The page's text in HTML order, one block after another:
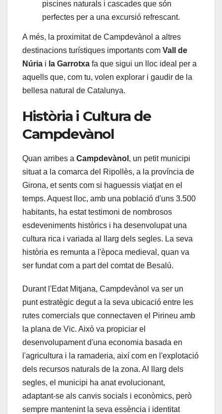
piscines naturals i cascades que són
perfectes per a una excursió refrescant.
A més, la proximitat de Campdevànol a altres
destinacions turístiques importants com Vall de
Núria i la Garrotxa fa que sigui un lloc ideal per a
aquells que, com tu, volen explorar i gaudir de la
bellesa natural de Catalunya.
Història i Cultura de
Campdevànol
Quan arribes a Campdevànol , un petit municipi
situat a la comarca del Ripollès, a la província de
Girona, et sents com si haguessis viatjat en el
temps. Aquest lloc, amb una població d'uns 3.500
habitants, ha estat testimoni de nombrosos
esdeveniments històrics i ha desenvolupat una
cultura rica i variada al llarg dels segles. La seva
història es remunta a l'època medieval, quan va
ser fundat com a part del comtat de Besalú.
Durant l'Edat Mitjana, Campdevànol va ser un
punt estratègic degut a la seva ubicació entre les
rutes comercials que connectaven el Pirineu amb
la plana de Vic. Això va propiciar el
desenvolupament d'una economia basada en
l'agricultura i la ramaderia, així com en l'explotació
dels recursos naturals de la zona. Al llarg dels
segles, el municipi ha anat evolucionant,
adaptant-se als canvis socials i econòmics, però
sempre mantenint la seva essència i identitat